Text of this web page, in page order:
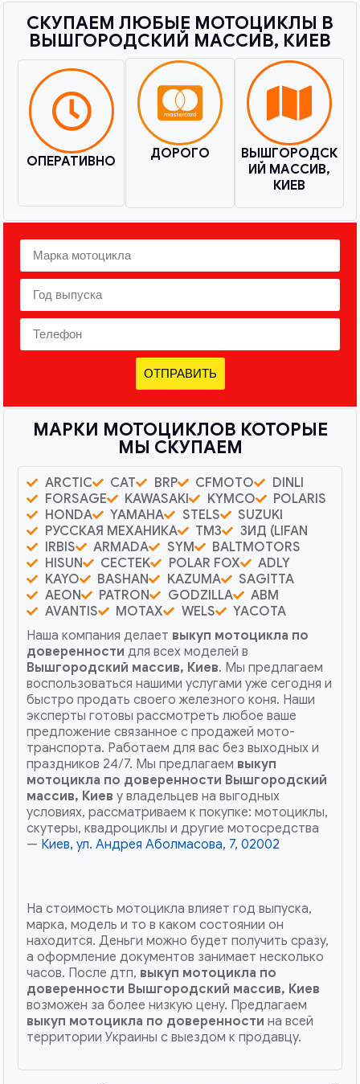
СКУПАЕМ ЛЮБЫЕ МОТОЦИКЛЫ В
ВЫШГОРОДСКИЙ МАССИВ, КИЕВ​
ОПЕРАТИВНО ДОРОГО
ВЫШГОРОДСК
ИЙ МАССИВ,
КИЕВ
ОТПРАВИТЬ
МАРКИ МОТОЦИКЛОВ КОТОРЫЕ
МЫ СКУПАЕМ
ARCTIC CAT BRP CFMOTO
DINLI
FORSAGE
KAWASAKI KYMCO
POLARIS
HONDA
YAMAHA STELS
SUZUKI
РУССКАЯ МЕХАНИКА
ТМЗ
ЗИД (LIFAN
IRBIS
ARMADA SYM
BALTMOTORS
HISUN
CECTEK POLAR FOX
ADLY
KAYO
BASHAN KAZUMA
SAGITTA
AEON
PATRON GODZILLA
ABM
AVANTIS
MOTAX WELS
YACOTA
Наша компания делает выкуп мотоцикла по
доверенности для всех моделей в
Вышгородский массив, Киев. Мы предлагаем
воспользоваться нашими услугами уже сегодня и
быстро продать своего железного коня. Наши
эксперты готовы рассмотреть любое ваше
предложение связанное с продажей мото-
транспорта. Работаем для вас без выходных и
праздников 24/7. Мы предлагаем выкуп
мотоцикла по доверенности Вышгородский
массив, Киеву владельцев на выгодных
условиях, рассматриваем к покупке: мотоциклы,
скутеры, квадроциклы и другие мотосредства
— Киев, ул. Андрея Аболмасова, 7, 02002
На стоимость мотоцикла влияет год выпуска,
марка, модель и то в каком состоянии он
находится. Деньги можно будет получить сразу,
а оформление документов занимает несколько
часов. После дтп, выкуп мотоцикла по
доверенности Вышгородский массив, Киев
возможен за более низкую цену. Предлагаем
выкуп мотоцикла по доверенности на всей
территории Украины с выездом к продавцу.